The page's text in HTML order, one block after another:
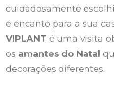
cuidadosamente
e encanto para a sua
VIPLANT é uma visita
os amantes do Natal
decorações diferentes.